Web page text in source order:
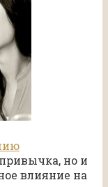
но и
влияние на